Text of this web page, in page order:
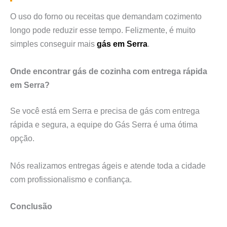
O uso do forno ou receitas que demandam cozimento
longo pode reduzir esse tempo. Felizmente, é muito
simples conseguir mais gás em Serra.
Onde encontrar gás de cozinha com entrega rápida
em Serra?
Se você está em Serra e precisa de gás com entrega
rápida e segura, a equipe do Gás Serra é uma ótima
opção.
Nós realizamos entregas ágeis e atende toda a cidade
com profissionalismo e confiança.
Conclusão